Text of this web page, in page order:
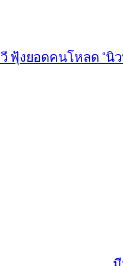
ฟุ้งยอดคนโหลด “นิ